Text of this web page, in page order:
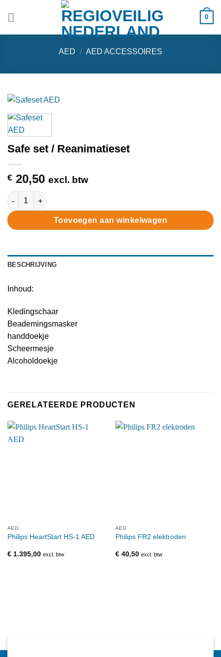
0
AED / AED ACCESSOIRES
Safe set / Reanimatieset
€ 20,50 excl. btw
Safe set / Reanimatieset aantal
Toevoegen aan winkelwagen
BESCHRIJVING
Inhoud:
Kledingschaar
Beademingsmasker
handdoekje
Scheermesje
Alcoholdoekje
GERELATEERDE PRODUCTEN
AED
Philips HeartStart HS-1 AED
€1.395,00 excl. btw
AED
Philips FR2 elektroden
€40,50 excl. btw